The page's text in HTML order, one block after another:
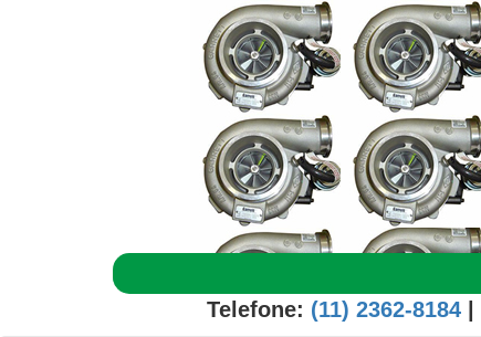
Telefone: (11) 2362-8184